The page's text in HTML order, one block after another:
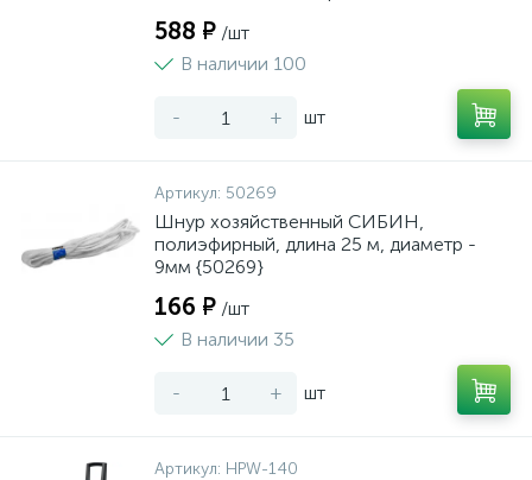
588 ₽ /шт
В наличии 100
- + шт
Артикул: 50269
Шнур хозяйственный СИБИН,
полиэфирный, длина 25 м, диаметр -
9мм {50269}
166 ₽ /шт
В наличии 35
- + шт
Артикул: HPW-140